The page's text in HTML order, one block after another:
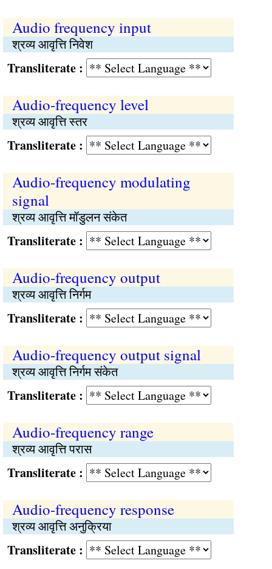
Audio frequency input
श्रव्य आवृत्ति निवेश
:
Audio-frequency level
श्रव्य आवृत्ति स्तर
:
Audio-frequency modulating
signal
श्रव्य आवृत्ति मॉडुलन संकेत
:
Audio-frequency output
श्रव्य आवृत्ति निर्गम
:
Audio-frequency output signal
श्रव्य आवृत्ति निर्गम संकेत
:
Audio-frequency range
श्रव्य आवृत्ति परास
:
Audio-frequency response
श्रव्य आवृत्ति अनुक्रिया
: